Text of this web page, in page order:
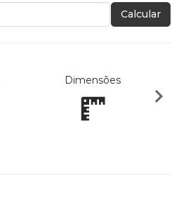
Calcular
Dimensões